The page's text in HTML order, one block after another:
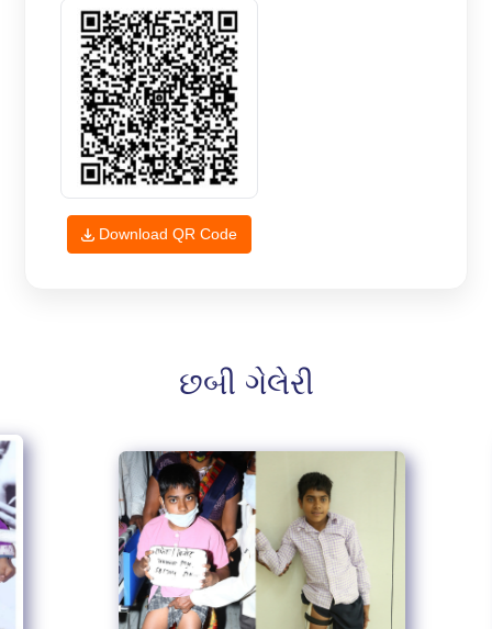
Download QR Code
છબી ગેલેરી